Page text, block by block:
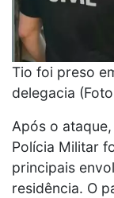
Tio foi preso
delegacia
Após o
Polícia Militar
principais
residência. O